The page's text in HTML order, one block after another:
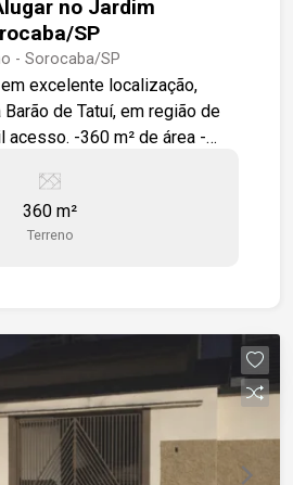
no Jardim
SP
- Sorocaba/SP
excelente localização,
de Tatuí, em região de
m² de área -
-A 9 minutos do Shopping
360 m²
Terreno